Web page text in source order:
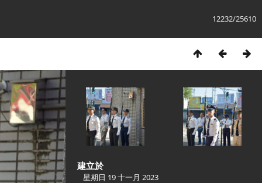
12232/25610
建立於
星期日 19 十一月 2023